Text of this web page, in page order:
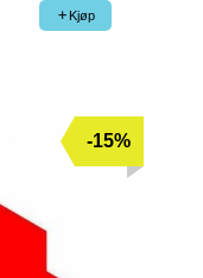
Kjøp
-15%